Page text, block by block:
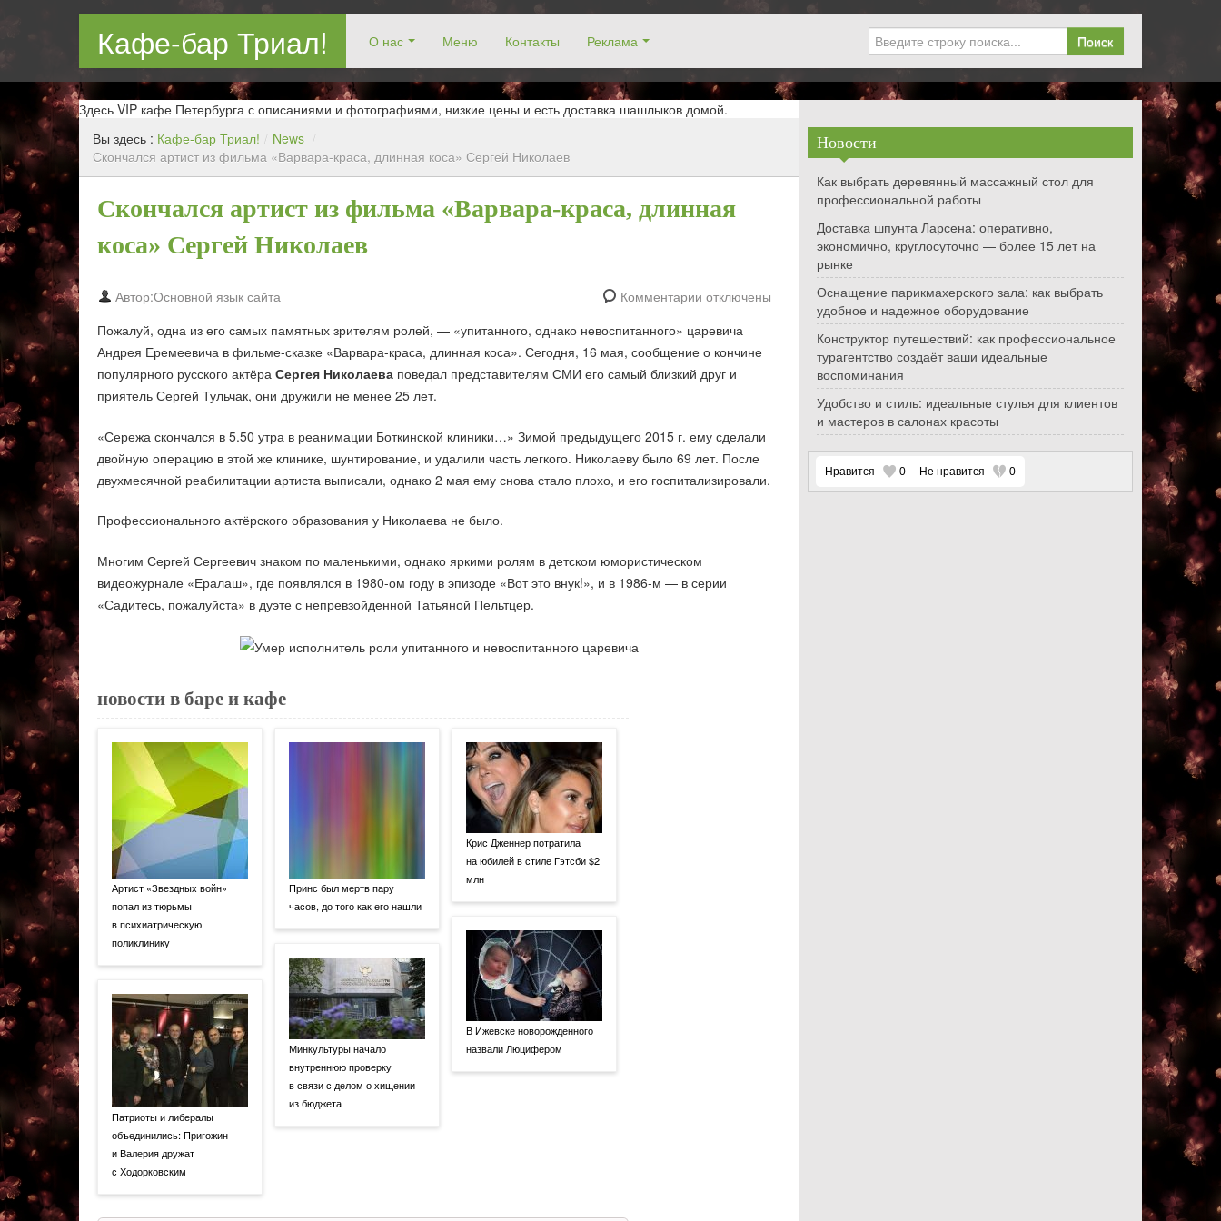
Кафе-бар Триал! О нас Меню Контакты Реклама Поиск
Бар в Новокосин, кафе в Новокосино, ресторан в Новокосино, заказ столика. Работаем без выходных! Низкие цены!
Здесь VIP кафе Петербурга с описаниями и фотографиями, низкие цены и есть доставка шашлыков домой.
Вы здесь : Кафе-бар Триал! / News /
Скончался артист из фильма «Варвара-краса, длинная коса» Сергей Николаев
Скончался артист из фильма «Варвара-краса, длинная
коса» Сергей Николаев
Автор:Основной язык сайта
Комментарии отключены
Пожалуй, одна из его самых памятных зрителям ролей, — «упитанного, однако невоспитанного» царевича
Андрея Еремеевича в фильме-сказке «Варвара-краса, длинная коса». Сегодня, 16 мая, сообщение о кончине
популярного русского актёра Сергея Николаева поведал представителям СМИ его самый близкий друг и
приятель Сергей Тульчак, они дружили не менее 25 лет.
«Сережа скончался в 5.50 утра в реанимации Боткинской клиники…» Зимой предыдущего 2015 г. ему сделали
двойную операцию в этой же клинике, шунтирование, и удалили часть легкого. Николаеву было 69 лет. После
двухмесячной реабилитации артиста выписали, однако 2 мая ему снова стало плохо, и его госпитализировали.
Профессионального актёрского образования у Николаева не было.
Многим Сергей Сергеевич знаком по маленькими, однако яркими ролям в детском юмористическом
видеожурнале «Ералаш», где появлялся в 1980-ом году в эпизоде «Вот это внук!», и в 1986-м — в серии
«Садитесь, пожалуйста» в дуэте с непревзойденной Татьяной Пельтцер.
новости в баре и кафе
Артист «Звездных войн»
попал из тюрьмы
в психиатрическую
поликлинику
Патриоты и либералы
объединились: Пригожин
и Валерия дружат
с Ходорковским
Принс был мертв пару
часов, до того как его нашли
Минкультуры начало
внутреннюю проверку
в связи с делом о хищении
из бюджета
Крис Дженнер потратила
на юбилей в стиле Гэтсби $2
млн
В Ижевске новорожденного
назвали Люцифером
Новости
Как выбрать деревянный массажный стол для
профессиональной работы
Доставка шпунта Ларсена: оперативно,
экономично, круглосуточно — более 15 лет на
рынке
Оснащение парикмахерского зала: как выбрать
удобное и надежное оборудование
Конструктор путешествий: как профессиональное
турагентство создаёт ваши идеальные
воспоминания
Удобство и стиль: идеальные стулья для клиентов
и мастеров в салонах красоты
Нравится 0 Не нравится 0